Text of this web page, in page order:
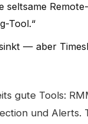
seltsame
Tool.“
— aber
gute Tools:
und Alerts.